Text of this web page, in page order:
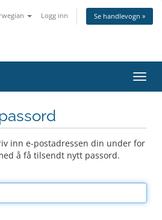
Logg inn Se handlevogn »
Bytt
inn e-postadressen din under for
å få tilsendt nytt passord.